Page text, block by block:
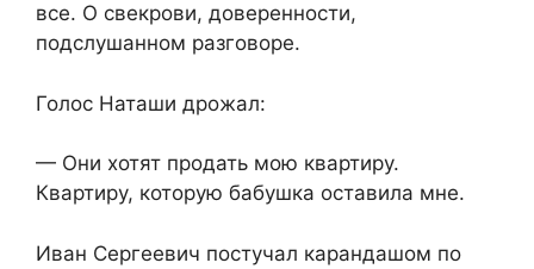
все. О свекрови, доверенности,
подслушанном разговоре.
Голос Наташи дрожал:
— Они хотят продать мою квартиру.
Квартиру, которую бабушка оставила мне.
Иван Сергеевич постучал карандашом по